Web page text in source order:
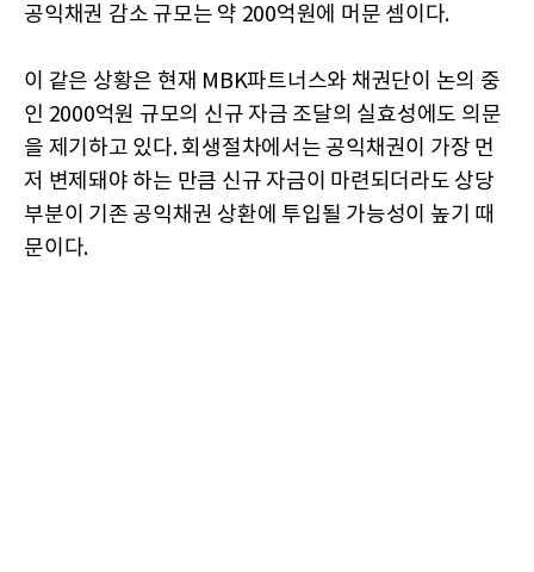
공익채권 감소 규모는 약 200억원에 머문 셈이다.
이 같은 상황은 현재 MBK파트너스와 채권단이 논의 중
인 2000억원 규모의 신규 자금 조달의 실효성에도 의문
을 제기하고 있다. 회생절차에서는 공익채권이 가장 먼
저 변제돼야 하는 만큼 신규 자금이 마련되더라도 상당
부분이 기존 공익채권 상환에 투입될 가능성이 높기 때
문이다.